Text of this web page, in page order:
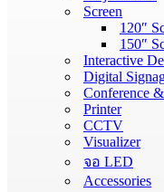
Screen
120″
150″
Interactive
Digital
Conference
Printer
CCTV
Visualizer
จอ LED
Accessories